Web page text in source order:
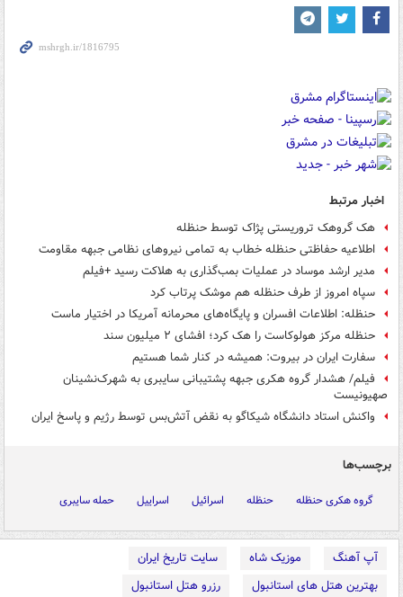
اخبار مرتبط
هک گروهک تروریستی پژاک توسط حنظله
اطلاعیه حفاظتی حنظله خطاب به تمامی نیروهای نظامی جبهه مقاومت
مدیر ارشد موساد در عملیات بمب‌گذاری به هلاکت رسید +فیلم
سپاه امروز از طرف حنظله هم موشک پرتاب کرد
حنظله: اطلاعات افسران و پایگاه‌های محرمانه آمریکا در اختیار ماست
حنظله مرکز هولوکاست را هک کرد؛ افشای ۲ میلیون سند
سفارت ایران در بیروت: همیشه در کنار شما هستیم
فیلم/ هشدار گروه هکری جبهه پشتیبانی سایبری به شهرک‌نشینان
صهیونیست
واکنش استاد دانشگاه شیکاگو به نقض آتش‌بس توسط رژیم‌ و پاسخ ایران
برچسب‌ها
گروه هکری حنظله حنظله اسرائیل اسراییل حمله سایبری
آپ آهنگ موزیک شاه
سایت تاریخ ایران
بهترین هتل های استانبول
رزرو هتل استانبول